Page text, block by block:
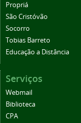
Propriá
São Cristóvão
Socorro
Tobias Barreto
Educação a Distância
Serviços
Webmail
Biblioteca
CPA